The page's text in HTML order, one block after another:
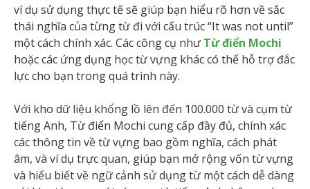
ví dụ sử dụng thực tế sẽ giúp bạn hiểu rõ hơn về sắc
thái nghĩa của từng từ đi với cấu trúc “It was not until”
một cách chính xác. Các công cụ như Từ điển Mochi
hoặc các ứng dụng học từ vựng khác có thể hỗ trợ đắc
lực cho bạn trong quá trình này.
Với kho dữ liệu khổng lồ lên đến 100.000 từ và cụm từ
tiếng Anh, Từ điển Mochi cung cấp đầy đủ, chính xác
các thông tin về từ vựng bao gồm nghĩa, cách phát
âm, và ví dụ trực quan, giúp bạn mở rộng vốn từ vựng
và hiểu biết về ngữ cảnh sử dụng từ một cách dễ dàng